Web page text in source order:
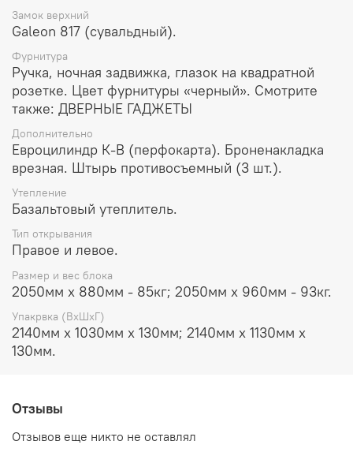
Замок верхний
Galeon 817 (сувальдный).
Фурнитура
Ручка, ночная задвижка, глазок на квадратной
розетке. Цвет фурнитуры «черный». Смотрите
также: ДВЕРНЫЕ ГАДЖЕТЫ
Дополнительно
Евроцилиндр К-В (перфокарта). Броненакладка
врезная. Штырь противосъемный (3 шт.).
Утепление
Базальтовый утеплитель.
Тип открывания
Правое и левое.
Размер и вес блока
2050мм х 880мм - 85кг; 2050мм х 960мм - 93кг.
Упакрвка (ВхШхГ)
2140мм х 1030мм х 130мм; 2140мм х 1130мм х
130мм.
Отзывы
Отзывов еще никто не оставлял